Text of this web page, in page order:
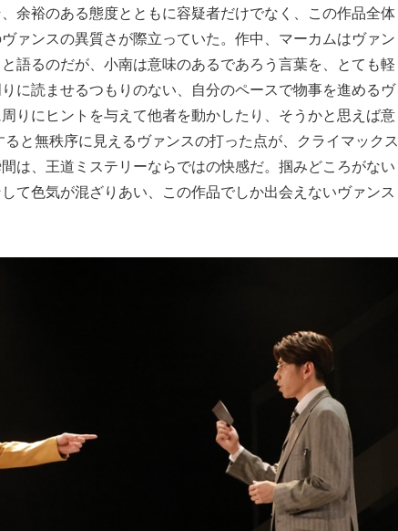
余裕のある態度とともに容疑者だけでなく、この作品全体
ァンスの異質さが際立っていた。作中、マーカムはヴァン
語るのだが、小南は意味のあるであろう言葉を、とても軽
に読ませるつもりのない、自分のペースで物事を進めるヴ
りにヒントを与えて他者を動かしたり、そうかと思えば意
と無秩序に見えるヴァンスの打った点が、クライマックス
は、王道ミステリーならではの快感だ。掴みどころがない
て色気が混ざりあい、この作品でしか出会えないヴァンス